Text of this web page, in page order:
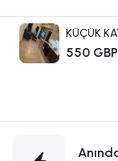
KÜÇÜK
550 GBP